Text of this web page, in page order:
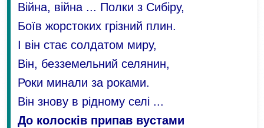
Війна, війна ... Полки з Сибіру,
Боїв жорстоких грізний плин.
І він стає солдатом миру,
Він, безземельний селянин,
Роки минали за роками.
Він знову в рідному селі ...
До колосків припав вустами